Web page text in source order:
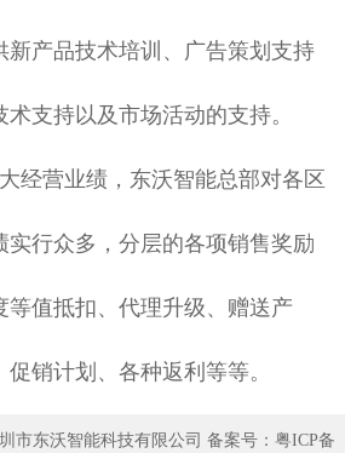
新产品技术培训、广告策划支持
支持以及市场活动的支持。
经营业绩，东沃智能总部对各区
实行众多，分层的各项销售奖励
等值抵扣、代理升级、赠送产
促销计划、各种返利等等。
市东沃智能科技有限公司 备案号： 粤ICP备